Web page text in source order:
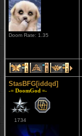
Doom Rate: 1.35
1 1 1
StasBFG[iddqd]
-= DoomGod =-
1734